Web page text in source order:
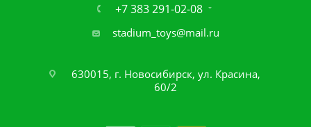
+7 383 291-02-08
stadium_toys@mail.ru
630015, г. Новосибирск, ул. Красина,
60/2